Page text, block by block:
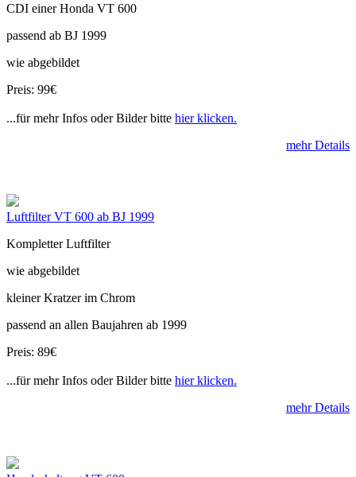
CDI einer Honda VT 600
passend ab BJ 1999
wie abgebildet
Preis: 99€
...für mehr Infos oder Bilder bitte hier klicken.
mehr Details
Luftfilter VT 600 ab BJ 1999
Kompletter Luftfilter
wie abgebildet
kleiner Kratzer im Chrom
passend an allen Baujahren ab 1999
Preis: 89€
...für mehr Infos oder Bilder bitte hier klicken.
mehr Details